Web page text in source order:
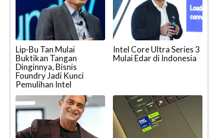
Lip-Bu Tan Mulai
Buktikan Tangan
Dinginnya, Bisnis
Foundry Jadi Kunci
Pemulihan Intel
Intel Core Ultra Series 3
Mulai Edar di Indonesia